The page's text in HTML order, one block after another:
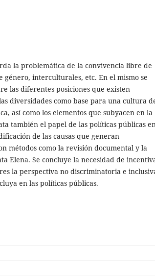
la problemática de la convivencia libre de
género, interculturales, etc. En el mismo se
las diferentes posiciones que existen
diversidades como base para una cultura
así como los elementos que subyacen en la
también el papel de las políticas públicas
de las causas que generan
métodos como la revisión documental y la
Elena. Se concluye la necesidad de
la perspectiva no discriminatoria e
en las políticas públicas.